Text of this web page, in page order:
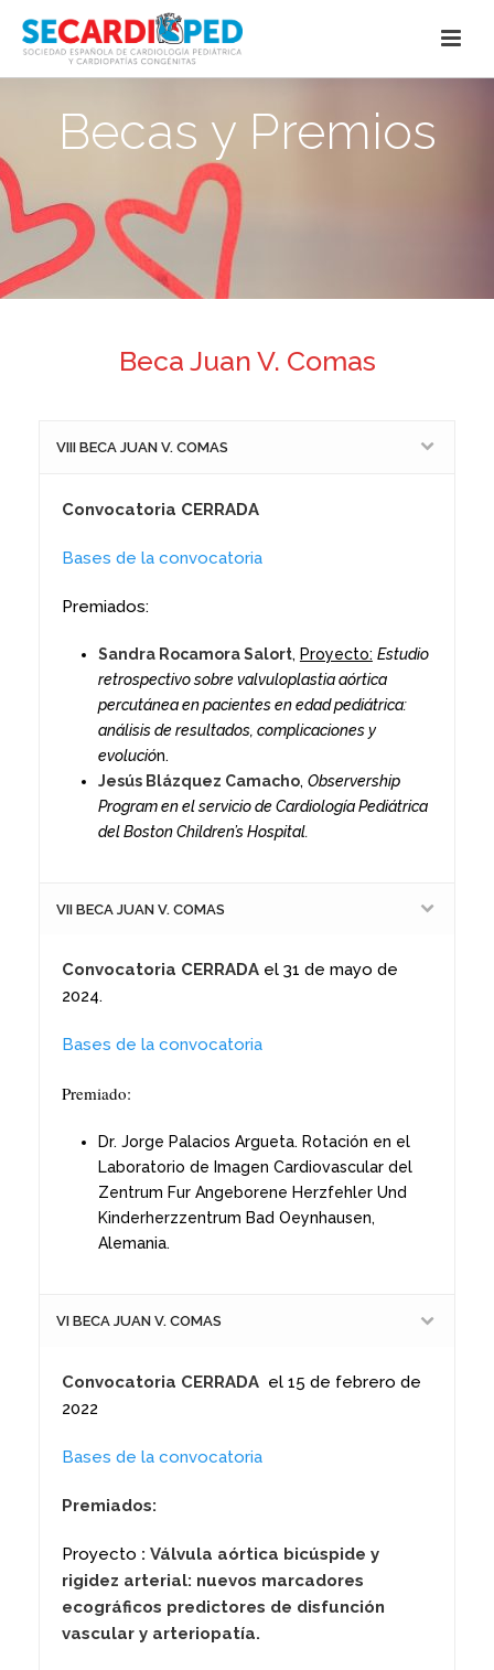
Becas y Premios
Beca Juan V. Comas
VIII BECA JUAN V. COMAS
Convocatoria CERRADA
Bases de la convocatoria
Premiados:
Sandra Rocamora Salort, Proyecto: Estudio
retrospectivo sobre valvuloplastia aórtica
percutánea en pacientes en edad pediátrica:
análisis de resultados, complicaciones y
evolución.
Jesús Blázquez Camacho, Observership
Program en el servicio de Cardiología Pediátrica
del Boston Children’s Hospital.
VII BECA JUAN V. COMAS
Convocatoria CERRADA el 31 de mayo de
2024.
Bases de la convocatoria
Premiado:
Dr. Jorge Palacios Argueta. Rotación en el
Laboratorio de Imagen Cardiovascular del
Zentrum Fur Angeborene Herzfehler Und
Kinderherzzentrum Bad Oeynhausen,
Alemania.
VI BECA JUAN V. COMAS
Convocatoria CERRADA el 15 de febrero de
2022
Bases de la convocatoria
Premiados:
Proyecto : Válvula aórtica bicúspide y
rigidez arterial: nuevos marcadores
ecográficos predictores de disfunción
vascular y arteriopatía.